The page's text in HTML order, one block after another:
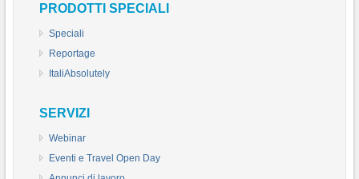
PRODOTTI SPECIALI
Speciali
Reportage
ItaliAbsolutely
SERVIZI
Webinar
Eventi e Travel Open Day